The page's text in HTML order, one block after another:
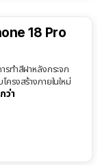
18 Pro
ทำสีฝาหลังกระจก
รงสร้างภายในใหม่
ว่า